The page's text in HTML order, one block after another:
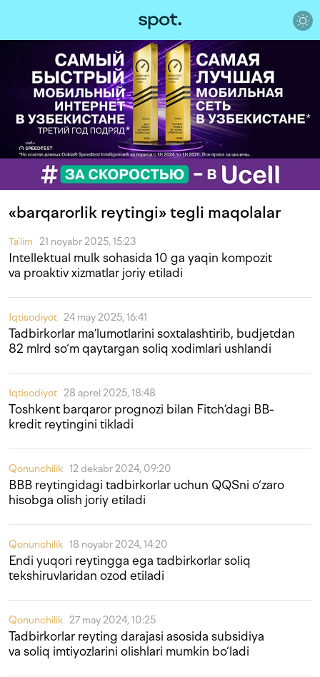
«barqarorlik reytingi» tegli maqolalar
Ta'lim 21 noyabr 2025, 15:23
Intellektual mulk sohasida 10 ga yaqin kompozit
va proaktiv xizmatlar joriy etiladi
Iqtisodiyot 24 may 2025, 16:41
Tadbirkorlar ma’lumotlarini soxtalashtirib, budjetdan
82 mlrd so‘m qaytargan soliq xodimlari ushlandi
Iqtisodiyot 28 aprel 2025, 18:48
Toshkent barqaror prognozi bilan Fitch’dagi BB-
kredit reytingini tikladi
Qonunchilik 12 dekabr 2024, 09:20
BBB reytingidagi tadbirkorlar uchun QQSni o‘zaro
hisobga olish joriy etiladi
Qonunchilik 18 noyabr 2024, 14:20
Endi yuqori reytingga ega tadbirkorlar soliq
tekshiruvlaridan ozod etiladi
Qonunchilik 27 may 2024, 10:25
Tadbirkorlar reyting darajasi asosida subsidiya
va soliq imtiyozlarini olishlari mumkin bo‘ladi